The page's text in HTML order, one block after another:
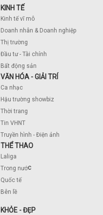
KINH TẾ
Kinh tế vĩ mô
Doanh nhân & Doanh nghiệp
Thị trường
Đầu tư - Tài chính
Bất động sản
VĂN HÓA - GIẢI TRÍ
Ca nhạc
Hậu trường showbiz
Thời trang
Tin VHNT
Truyền hình - Điện ảnh
THỂ THAO
Laliga
Trong nước
Quốc tế
Bên lề
KHỎE - ĐẸP